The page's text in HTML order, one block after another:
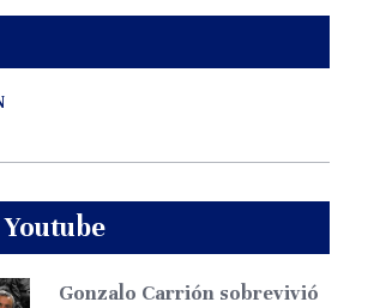
Gonzalo Carrión sobrevivió